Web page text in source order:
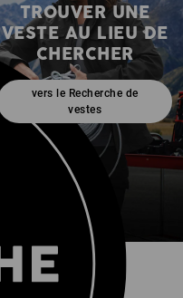
TROUVER UNE
VESTE AU LIEU DE
CHERCHER
vers le Recherche de
vestes